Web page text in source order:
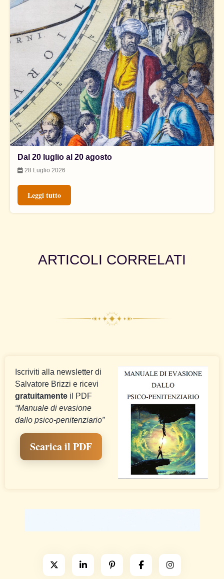
Dal 20 luglio al 20 agosto
28 Luglio 2026
Leggi tutto
ARTICOLI CORRELATI
Iscriviti alla newsletter di
Salvatore Brizzi e ricevi
gratuitamente il PDF
“Manuale di evasione
dallo psico-penitenziario”
Scarica il PDF